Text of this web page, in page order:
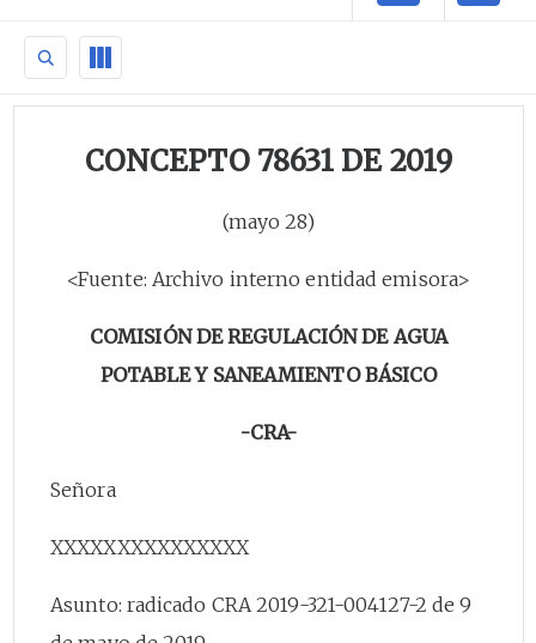
CONCEPTO 78631 DE 2019
(mayo 28)
<Fuente: Archivo interno entidad emisora>
COMISIÓN DE REGULACIÓN DE AGUA
POTABLE Y SANEAMIENTO BÁSICO
-CRA-
Señora
XXXXXXXXXXXXXXX
Asunto: radicado CRA 2019-321-004127-2 de 9